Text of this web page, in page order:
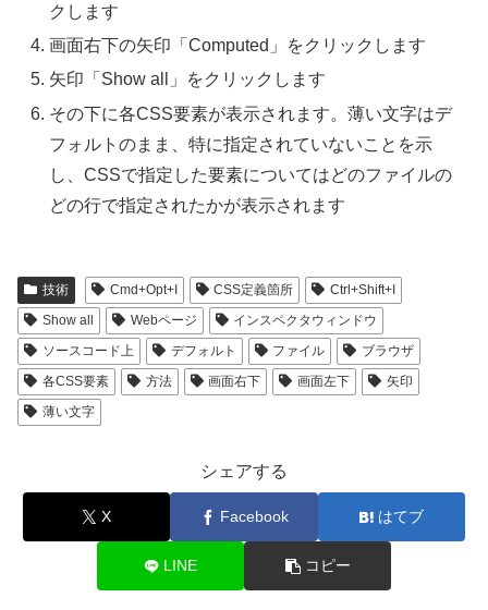
クします
画面右下の矢印「Computed」をクリックします
矢印「Show all」をクリックします
その下に各CSS要素が表示されます。薄い文字はデ
フォルトのまま、特に指定されていないことを示
し、CSSで指定した要素についてはどのファイルの
どの行で指定されたかが表示されます
技術 Cmd+Opt+I CSS定義箇所
Ctrl+Shift+I
Show all
Webページ
インスペクタウィンドウ
ソースコード上
デフォルト ファイル
ブラウザ
各CSS要素
方法 画面右下 画面左下
矢印
薄い文字
シェアする
X Facebook はてブ
LINE コピー